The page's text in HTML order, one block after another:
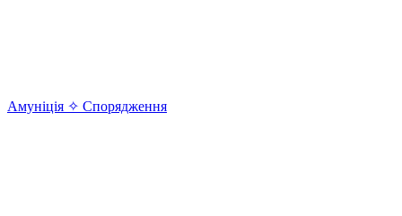
Амуніція ✧ Спорядження